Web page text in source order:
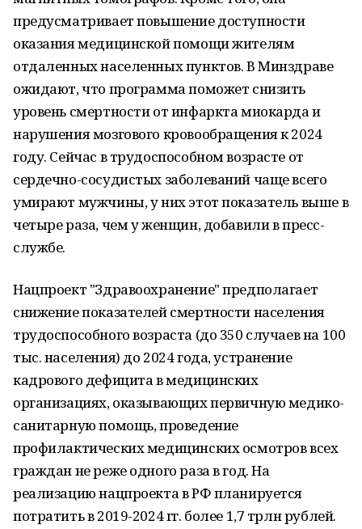
предусматривает повышение доступности
оказания медицинской помощи жителям
отдаленных населенных пунктов. В Минздраве
ожидают, что программа поможет снизить
уровень смертности от инфаркта миокарда и
нарушения мозгового кровообращения к 2024
году. Сейчас в трудоспособном возрасте от
сердечно-сосудистых заболеваний чаще всего
умирают мужчины, у них этот показатель выше в
четыре раза, чем у женщин, добавили в пресс-
службе.
Нацпроект "Здравоохранение" предполагает
снижение показателей смертности населения
трудоспособного возраста (до 350 случаев на 100
тыс. населения) до 2024 года, устранение
кадрового дефицита в медицинских
организациях, оказывающих первичную медико-
санитарную помощь, проведение
профилактических медицинских осмотров всех
граждан не реже одного раза в год. На
реализацию нацпроекта в РФ планируется
потратить в 2019-2024 гг. более 1,7 трлн рублей.